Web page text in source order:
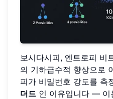
보시다시피, 엔트로피 비
의 기하급수적 향상으로
피가 비밀번호 강도를 측
더드 인 이유입니다 — 이